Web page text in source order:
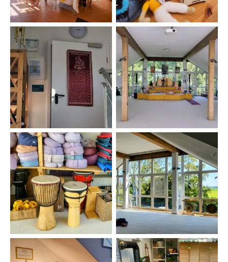
Tür zum RadhaKrishna Altar im RadhaKrishna
Selbstbedienung Im RadhaKrishna